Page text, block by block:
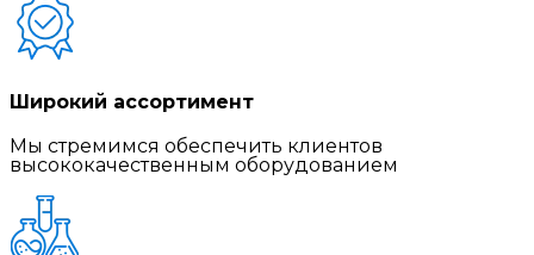
Широкий ассортимент
Мы стремимся обеспечить клиентов
высококачественным оборудованием